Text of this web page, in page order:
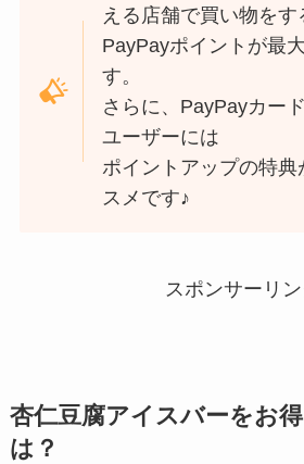
える店舗で買い物をす
PayPayポイントが最
す。
さらに、PayPayカー
ユーザーには
ポイントアップの特典
スメです♪
スポンサーリン
杏仁豆腐アイスバーをお
は？